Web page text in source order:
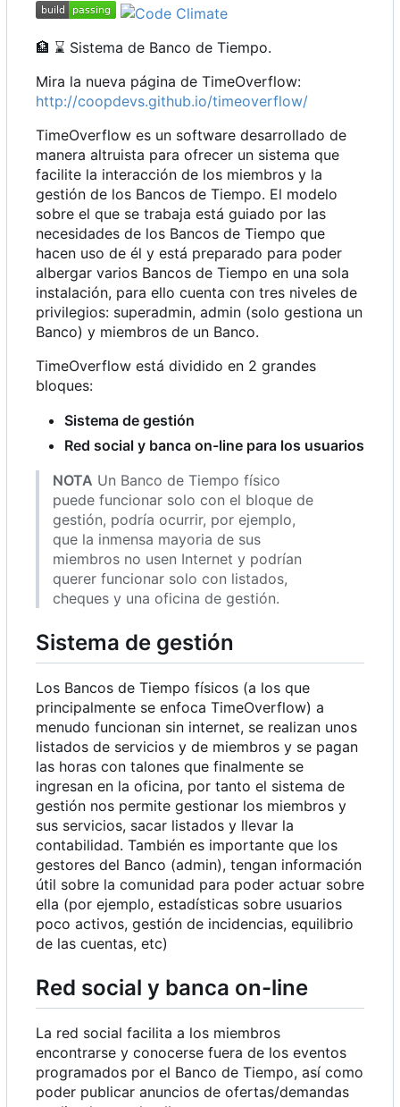
🏦 ⌛ Sistema de Banco de Tiempo.
Mira la nueva página de TimeOverflow:
http://coopdevs.github.io/timeoverflow/
TimeOverflow es un software desarrollado de
manera altruista para ofrecer un sistema que
facilite la interacción de los miembros y la
gestión de los Bancos de Tiempo. El modelo
sobre el que se trabaja está guiado por las
necesidades de los Bancos de Tiempo que
hacen uso de él y está preparado para poder
albergar varios Bancos de Tiempo en una sola
instalación, para ello cuenta con tres niveles de
privilegios: superadmin, admin (solo gestiona un
Banco) y miembros de un Banco.
TimeOverflow está dividido en 2 grandes
bloques:
Sistema de gestión
Red social y banca on-line para los usuarios
NOTA Un Banco de Tiempo físico
puede funcionar solo con el bloque de
gestión, podría ocurrir, por ejemplo,
que la inmensa mayoria de sus
miembros no usen Internet y podrían
querer funcionar solo con listados,
cheques y una oficina de gestión.
Sistema de gestión
Los Bancos de Tiempo físicos (a los que
principalmente se enfoca TimeOverflow) a
menudo funcionan sin internet, se realizan unos
listados de servicios y de miembros y se pagan
las horas con talones que finalmente se
ingresan en la oficina, por tanto el sistema de
gestión nos permite gestionar los miembros y
sus servicios, sacar listados y llevar la
contabilidad. También es importante que los
gestores del Banco (admin), tengan información
útil sobre la comunidad para poder actuar sobre
ella (por ejemplo, estadísticas sobre usuarios
poco activos, gestión de incidencias, equilibrio
de las cuentas, etc)
Red social y banca on-line
La red social facilita a los miembros
encontrarse y conocerse fuera de los eventos
programados por el Banco de Tiempo, así como
poder publicar anuncios de ofertas/demandas